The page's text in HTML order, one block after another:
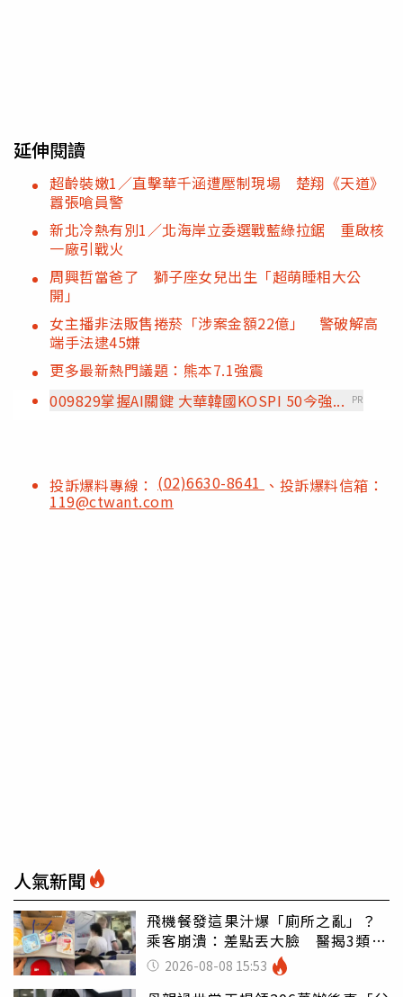
延伸閱讀
超齡裝嫩1／直擊華千涵遭壓制現場 楚翔《天道》
囂張嗆員警
新北冷熱有別1／北海岸立委選戰藍綠拉鋸 重啟核
一廠引戰火
周興哲當爸了 獅子座女兒出生「超萌睡相大公
開」
女主播非法販售捲菸「涉案金額22億」 警破解高
端手法逮45嫌
更多最新熱門議題：熊本7.1強震
009829掌握AI關鍵 大華韓國KOSPI 50今強...
PR
投訴爆料專線： (02)6630-8641 、投訴爆料信箱：
119@ctwant.com
人氣新聞
飛機餐發這果汁爆「廁所之亂」？
乘客崩潰：差點丟大臉 醫揭3類人
別亂喝
2026-08-08 15:53